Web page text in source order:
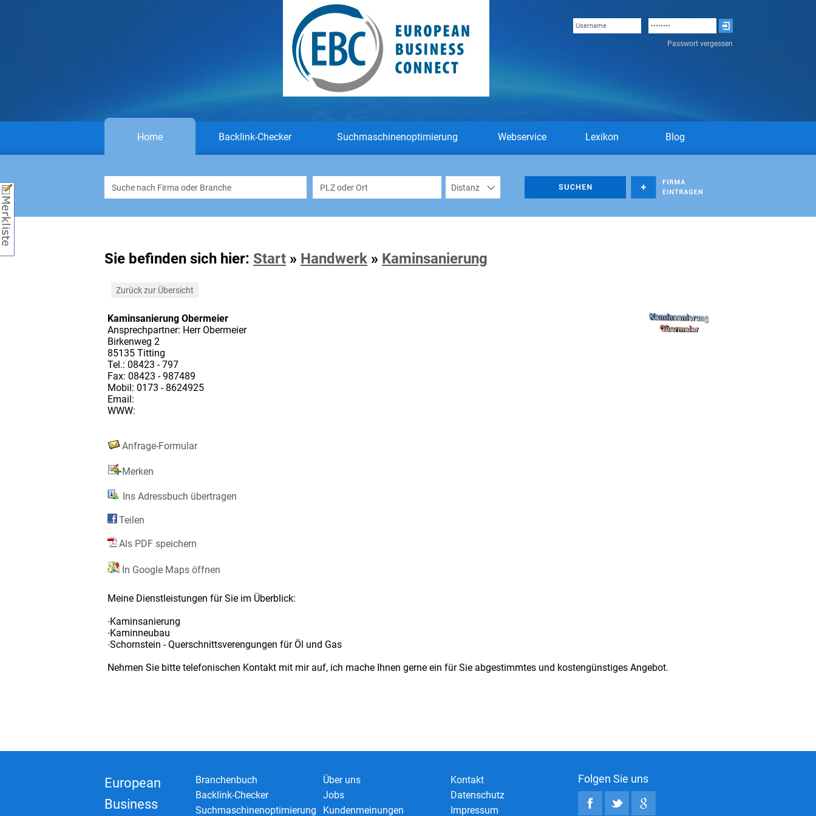
Passwort vergessen
Home Backlink-Checker Suchmaschinenoptimierung Webservice Lexikon Blog
Sie befinden sich hier: Start » Handwerk » Kaminsanierung
Zurück zur Übersicht
Kaminsanierung Obermeier
Ansprechpartner: Herr Obermeier
Birkenweg 2
85135 Titting
Tel.: 08423 - 797
Fax: 08423 - 987489
Mobil: 0173 - 8624925
Email:
WWW:
Anfrage-Formular
Merken
Ins Adressbuch übertragen
Teilen
Als PDF speichern
In Google Maps öffnen
Meine Dienstleistungen für Sie im Überblick:
∙Kaminsanierung
∙Kaminneubau
∙Schornstein - Querschnittsverengungen für Öl und Gas
Nehmen Sie bitte telefonischen Kontakt mit mir auf, ich mache Ihnen gerne ein für Sie abgestimmtes und kostengünstiges Angebot.
European
Business
Branchenbuch
Backlink-Checker
Suchmaschinenoptimierung
Über uns
Jobs
Kundenmeinungen
Kontakt
Datenschutz
Impressum
Folgen Sie uns